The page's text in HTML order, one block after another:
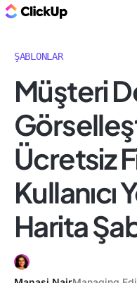
ŞABLONLAR
Müşteri
Ücretsiz
Kullanıcı
Harita